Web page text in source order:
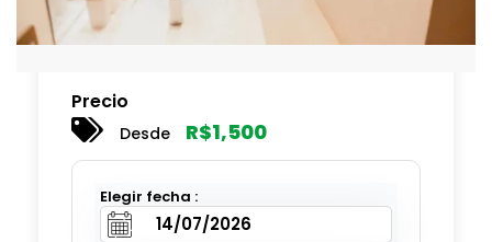
Precio
Desde R$1,500
Elegir fecha :